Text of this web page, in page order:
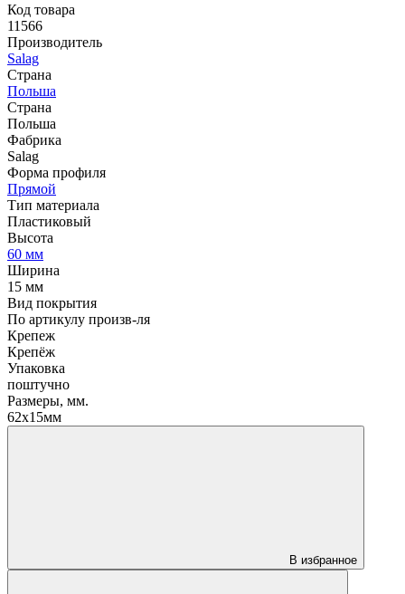
Код товара
11566
Производитель
Salag
Страна
Польша
Страна
Польша
Фабрика
Salag
Форма профиля
Прямой
Тип материала
Пластиковый
Высота
60 мм
Ширина
15 мм
Вид покрытия
По артикулу произв-ля
Крепеж
Крепёж
Упаковка
поштучно
Размеры, мм.
62х15мм
В избранное